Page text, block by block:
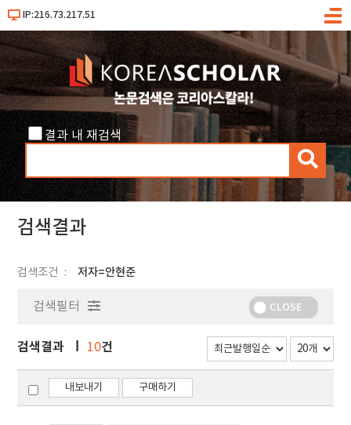
IP:216.73.217.51
메
결과 내 재검색
검
색
검색결과
검색조건 저자=안현준
검색필터 CLOSE
검색결과 10건
내보내기 구매하기